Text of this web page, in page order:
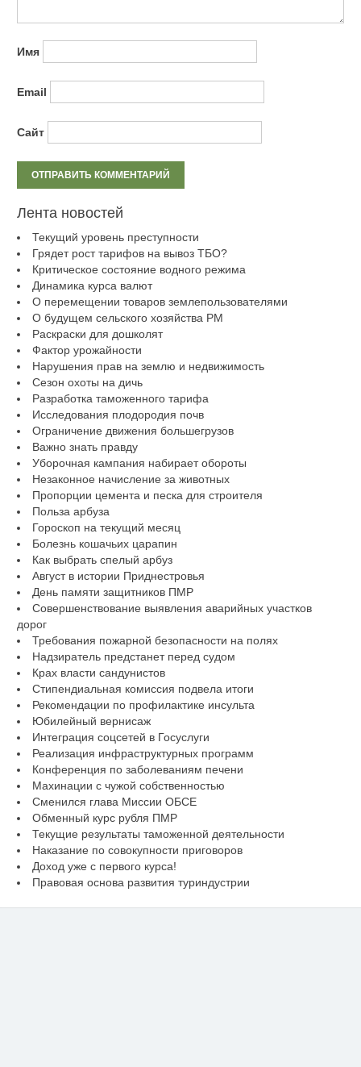
Имя
Email
Сайт
Лента новостей
Текущий уровень преступности
Грядет рост тарифов на вывоз ТБО?
Критическое состояние водного режима
Динамика курса валют
О перемещении товаров землепользователями
О будущем сельского хозяйства РМ
Раскраски для дошколят
Фактор урожайности
Нарушения прав на землю и недвижимость
Сезон охоты на дичь
Разработка таможенного тарифа
Исследования плодородия почв
Ограничение движения большегрузов
Важно знать правду
Уборочная кампания набирает обороты
Незаконное начисление за животных
Пропорции цемента и песка для строителя
Польза арбуза
Гороскоп на текущий месяц
Болезнь кошачьих царапин
Как выбрать спелый арбуз
Август в истории Приднестровья
День памяти защитников ПМР
Совершенствование выявления аварийных участков
дорог
Требования пожарной безопасности на полях
Надзиратель предстанет перед судом
Крах власти сандунистов
Стипендиальная комиссия подвела итоги
Рекомендации по профилактике инсульта
Юбилейный вернисаж
Интеграция соцсетей в Госуслуги
Реализация инфраструктурных программ
Конференция по заболеваниям печени
Махинации с чужой собственностью
Сменился глава Миссии ОБСЕ
Обменный курс рубля ПМР
Текущие результаты таможенной деятельности
Наказание по совокупности приговоров
Доход уже с первого курса!
Правовая основа развития туриндустрии